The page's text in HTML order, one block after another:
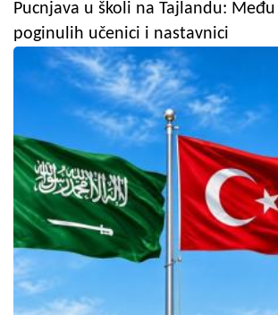
Pucnjava u školi na Tajlandu:
poginulih učenici i nastavnici